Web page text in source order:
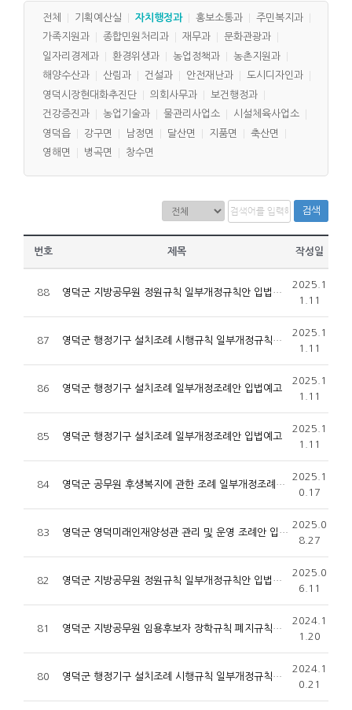
전체 기획예산실 자치행정과 홍보소통과
주민복지과
가족지원과
종합민원처리과 재무과
문화관광과
일자리경제과
환경위생과 농업정책과
농촌지원과
해양수산과
산림과 건설과 안전재난과
도시디자인과
영덕시장현대화추진단
의회사무과
보건행정과
건강증진과
농업기술과 물관리사업소
시설체육사업소
영덕읍
강구면 남정면 달산면 지품면
축산면
영해면
병곡면 창수면
검색
번호 제목 작성일
88 영덕군 지방공무원 정원규칙 일부개정규칙안 입법예고
2025.1
1.11
87 영덕군 행정기구 설치조례 시행규칙 일부개정규칙안 입법예고
2025.1
1.11
86 영덕군 행정기구 설치조례 일부개정조례안 입법예고
2025.1
1.11
85 영덕군 행정기구 설치조례 일부개정조례안 입법예고
2025.1
1.11
84 영덕군 공무원 후생복지에 관한 조례 일부개정조례안 입법예고
2025.1
0.17
83 영덕군 영덕미래인재양성관 관리 및 운영 조례안 입법예고
2025.0
8.27
82 영덕군 지방공무원 정원규칙 일부개정규칙안 입법예고
2025.0
6.11
81 영덕군 지방공무원 임용후보자 장학규칙 폐지규칙안 입법예고
2024.1
1.20
80 영덕군 행정기구 설치조례 시행규칙 일부개정규칙안 입법예고
2024.1
0.21